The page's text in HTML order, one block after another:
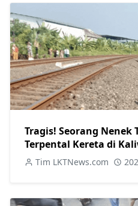
Tragis! Seorang Nenek
Terpental Kereta di
Tim LKTNews.com